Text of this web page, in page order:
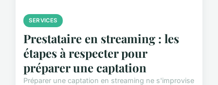
SERVICES
Prestataire en streaming : les
étapes à respecter pour
préparer une captation
Préparer une captation en streaming ne s'improvise